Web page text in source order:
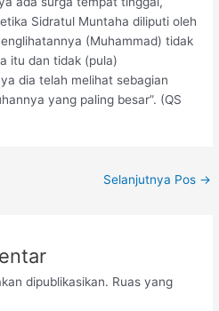
Sidratul Muntaha diliputi oleh
(Muhammad) tidak
itu dan tidak (pula)
dia telah melihat sebagian
yang paling besar”. (QS
Selanjutnya Pos →
dipublikasikan. Ruas yang